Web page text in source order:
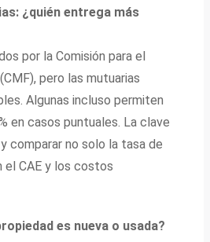
¿quién entrega más
por la Comisión para el
pero las mutuarias
Algunas incluso permiten
en casos puntuales. La clave
comparar no solo la tasa de
el CAE y los costos
es nueva o usada?